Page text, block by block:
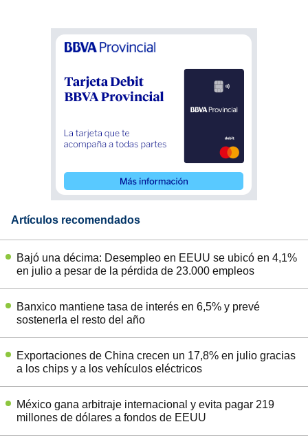
Artículos recomendados
Bajó una décima: Desempleo en EEUU se ubicó en 4,1%
en julio a pesar de la pérdida de 23.000 empleos
Banxico mantiene tasa de interés en 6,5% y prevé
sostenerla el resto del año
Exportaciones de China crecen un 17,8% en julio gracias
a los chips y a los vehículos eléctricos
México gana arbitraje internacional y evita pagar 219
millones de dólares a fondos de EEUU